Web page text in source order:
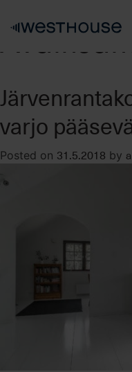
varjo
Posted on 31.5.2018 by